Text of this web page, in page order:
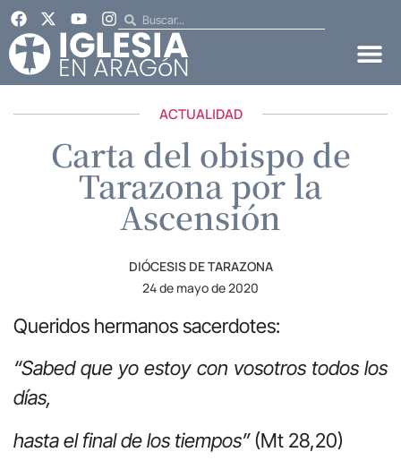
ACTUALIDAD
Carta del obispo de
Tarazona por la
Ascensión
DIÓCESIS DE TARAZONA
24 de mayo de 2020
Queridos hermanos sacerdotes:
“Sabed que yo estoy con vosotros todos los
días,
hasta el final de los tiempos”(Mt 28,20)